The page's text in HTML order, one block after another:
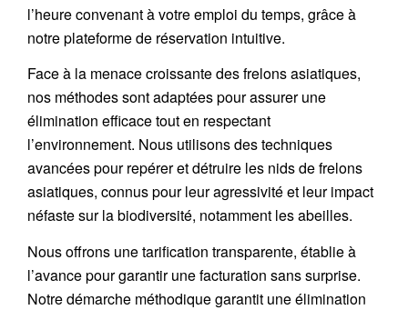
l’heure convenant à votre emploi du temps, grâce à
notre plateforme de réservation intuitive.
Face à la menace croissante des frelons asiatiques,
nos méthodes sont adaptées pour assurer une
élimination efficace tout en respectant
l’environnement. Nous utilisons des techniques
avancées pour repérer et détruire les nids defrelons
asiatiques, connus pour leur agressivité et leur impact
néfaste sur la biodiversité, notamment les abeilles.
Nous offrons unetarification transparente, établie à
l’avance pour garantir une facturation sans surprise.
Notre démarche méthodique garantit une élimination